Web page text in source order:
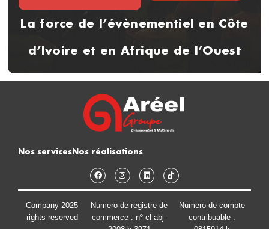
La force de l’évènementiel en Côte
d’Ivoire et en Afrique de l’Ouest
Nos services Nos réalisations
Company 2025
rights reserved
Numero de registre de
commerce : nº cl-abj-
Numero de compte
contribuable :